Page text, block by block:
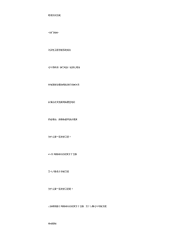
逐渐优化性能
“独门绝技”
与其他卫星导航系统相比
北斗系统有“独门绝技”短报文通信
对地面移动通信网络进行有效补充
以满足在无地面网络覆盖地区
应急通信、搜索救援等服务需要
为什么要一直发射卫星？
26日 我国成功发射第五十七颗
五十八颗北斗导航卫星
为什么要一直发射卫星呢？
△独家视频丨我国成功发射第五十七颗、五十八颗北斗导航卫星
寿命限制